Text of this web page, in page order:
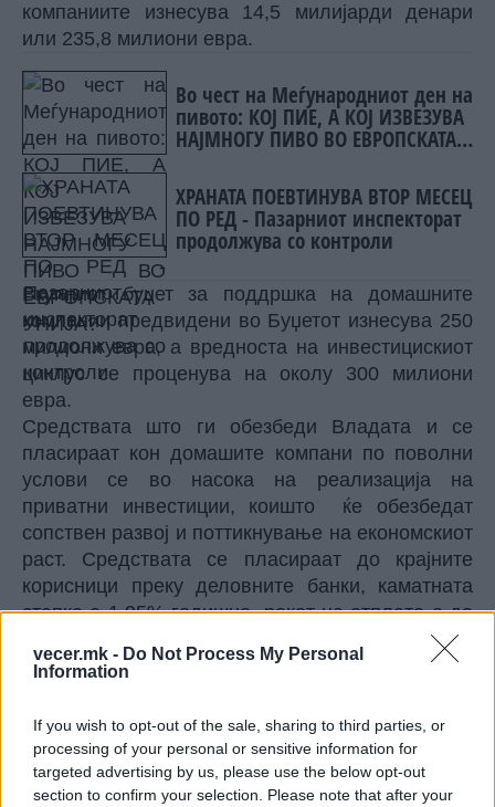
vecer.mk - Do Not Process My Personal
Information
If you wish to opt-out of the sale, sharing to third parties, or
processing of your personal or sensitive information for
targeted advertising by us, please use the below opt-out
section to confirm your selection. Please note that after your
компаниите изнесува 14,5 милијарди денари
или 235,8 милиони евра.
Во чест на Меѓународниот ден на
пивото: КОЈ ПИЕ, А КОЈ ИЗВЕЗУВА
НАЈМНОГУ ПИВО ВО ЕВРОПСКАТА
ХРАНАТА ПОЕВТИНУВА ВТОР МЕСЕЦ
ПО РЕД - Пазарниот инспекторат
продолжува со контроли
Вкупниот буџет за поддршка на домашните
компании предвидени во Буџетот изнесува 250
милиони евра, а вредноста на инвестицискиот
циклус се проценува на околу 300 милиони
евра.
Средствата што ги обезбеди Владата и се
пласираат кон домашите компани по поволни
услови се во насока на реализација на
приватни инвестиции, коишто ќе обезбедат
сопствен развој и поттикнување на економскиот
раст. Средствата се пласираат до крајните
корисници преку деловните банки, каматната
стапка е 1,95% годишно, рокот на отплата е до
15 години и грејс период до 3 години, соопшти
Министерството за финансии.
Попов: Покрај јавниот, намален
е и државниот долг за над 40